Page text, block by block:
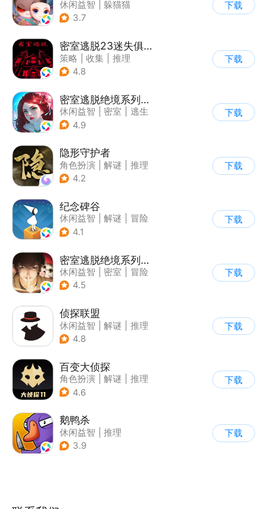
休闲益智
躲猫猫
| 推理
3.7
下载
密室逃脱23迷失俱乐部
策略 收集
推理
| 密室逃脱
4.8
下载
密室逃脱绝境系列4迷失森林
休闲益智 密室
逃生
| 密室逃脱
4.9
下载
隐形守护者
角色扮演 解谜
推理
| 端游移植
4.2
下载
纪念碑谷
休闲益智 解谜
冒险
| 治愈
4.1
下载
密室逃脱绝境系列3画仙奇缘
休闲益智 密室
冒险
| 密室逃脱
4.5
下载
侦探联盟
休闲益智 解谜
推理
| 侦探
4.8
下载
百变大侦探
角色扮演 解谜
推理
| 派对游戏
4.6
下载
鹅鸭杀
休闲益智
推理
| 金山世游
3.9
下载